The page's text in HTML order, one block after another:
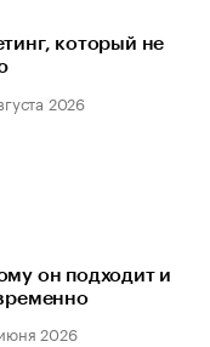
который не
2026
он подходит и
2026